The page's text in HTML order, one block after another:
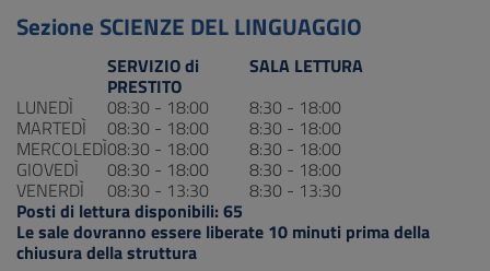
Sezione SCIENZE DEL LINGUAGGIO
SERVIZIO di
PRESTITO
SALA LETTURA
LUNEDÌ
08:30 - 18:00 8:30 - 18:00
MARTEDÌ 08:30 - 18:00 8:30 - 18:00
MERCOLEDÌ08:30 - 18:00 8:30 - 18:00
GIOVEDÌ 08:30 - 18:00 8:30 - 18:00
VENERDÌ 08:30 - 13:30 8:30 - 13:30
Posti di lettura disponibili: 65
Le sale dovranno essere liberate 10 minuti prima della
chiusura della struttura